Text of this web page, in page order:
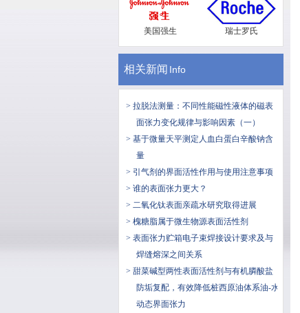
美国强生 瑞士罗氏
相关新闻 Info
> 拉脱法测量：不同性能磁性液体的磁表
面张力变化规律与影响因素（一）
> 基于微量天平测定人血白蛋白辛酸钠含
量
> 引气剂的界面活性作用与使用注意事项
> 谁的表面张力更大？
> 二氧化钛表面亲疏水研究取得进展
> 槐糖脂属于微生物源表面活性剂
> 表面张力贮箱电子束焊接设计要求及与
焊缝熔深之间关系
> 甜菜碱型两性表面活性剂与有机膦酸盐
防垢复配，有效降低桩西原油体系油-水
动态界面张力